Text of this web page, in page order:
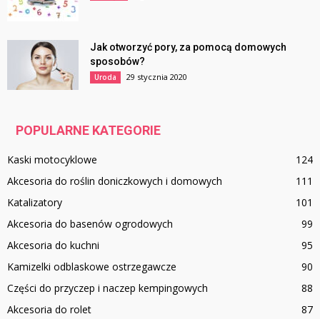
Jak otworzyć pory, za pomocą domowych
sposobów?
Uroda 29 stycznia 2020
POPULARNE KATEGORIE
Kaski motocyklowe
124
Akcesoria do roślin doniczkowych i domowych
111
Katalizatory
101
Akcesoria do basenów ogrodowych
99
Akcesoria do kuchni
95
Kamizelki odblaskowe ostrzegawcze
90
Części do przyczep i naczep kempingowych
88
Akcesoria do rolet
87